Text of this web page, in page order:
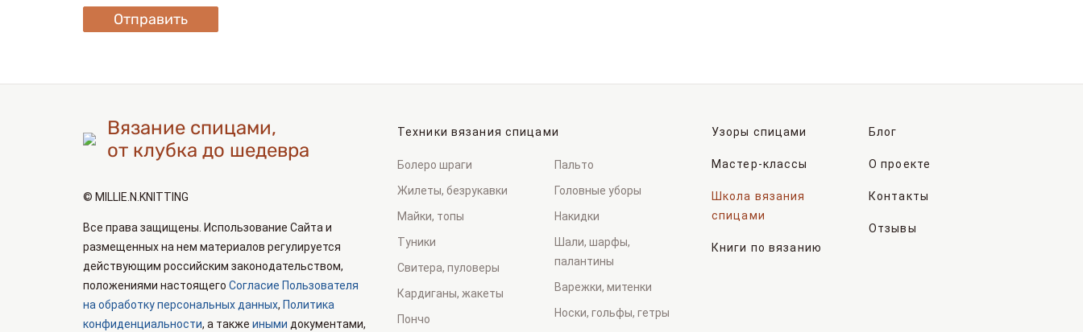
Отправить
Вязание спицами,
от клубка до шедевра
© MILLIE.N.KNITTING
Все права защищены. Использование Сайта и
размещенных на нем материалов регулируется
действующим российским законодательством,
положениями настоящего Согласие Пользователя
на обработку персональных данных, Политика
конфиденциальности, а также иными документами,
Техники вязания спицами
Болеро шраги
Жилеты, безрукавки
Майки, топы
Туники
Свитера, пуловеры
Кардиганы, жакеты
Пончо
Пальто
Головные уборы
Накидки
Шали, шарфы,
палантины
Варежки, митенки
Носки, гольфы, гетры
Узоры спицами
Мастер-классы
Школа вязания
спицами
Книги по вязанию
Блог
О проекте
Контакты
Отзывы